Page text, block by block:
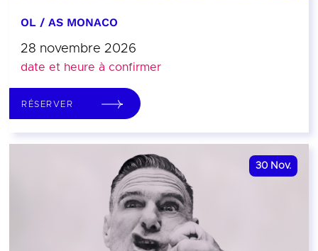
OL / AS MONACO
28 novembre 2026
date et heure à confirmer
RÉSERVER
30 Nov.